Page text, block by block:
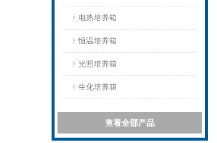
电热培养箱
恒温培养箱
光照培养箱
生化培养箱
查看全部产品